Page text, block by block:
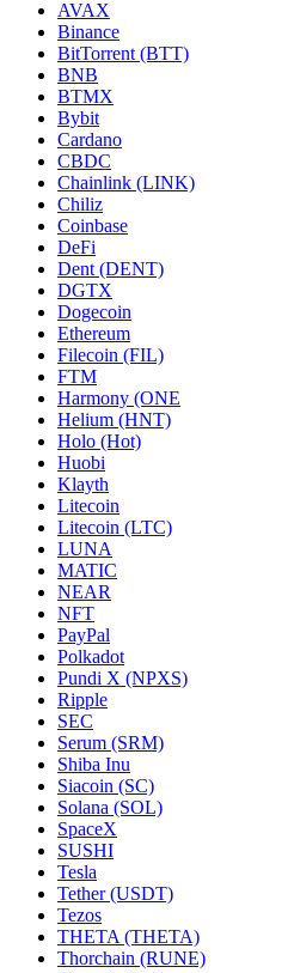
AVAX
Binance
BitTorrent (BTT)
BNB
BTMX
Bybit
Cardano
CBDC
Chainlink (LINK)
Chiliz
Coinbase
DeFi
Dent (DENT)
DGTX
Dogecoin
Ethereum
Filecoin (FIL)
FTM
Harmony (ONE
Helium (HNT)
Holo (Hot)
Huobi
Klayth
Litecoin
Litecoin (LTC)
LUNA
MATIC
NEAR
NFT
PayPal
Polkadot
Pundi X (NPXS)
Ripple
SEC
Serum (SRM)
Shiba Inu
Siacoin (SC)
Solana (SOL)
SpaceX
SUSHI
Tesla
Tether (USDT)
Tezos
THETA (THETA)
Thorchain (RUNE)